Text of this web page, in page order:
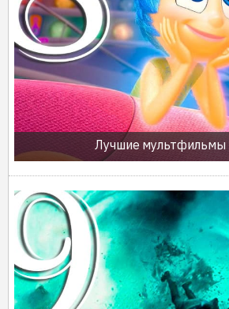
Лучшие мультфильмы